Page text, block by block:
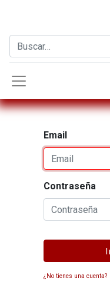
Email
Contraseña
¿No tienes una cuenta?